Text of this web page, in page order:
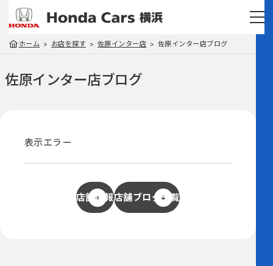
ホーム お店を探す 佐原インター店 佐原インター店ブログ
佐原インター店ブログ
表示エラー
店舗情報店舗ブログ一覧